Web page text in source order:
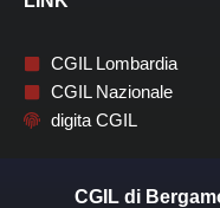
CGIL Lombardia
CGIL Nazionale
digita CGIL
CGIL di